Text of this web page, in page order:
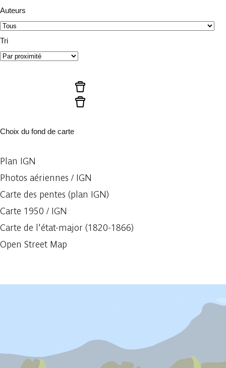
Auteurs
Tri
Choix du fond de carte
Plan IGN
Photos aériennes / IGN
Carte des pentes (plan IGN)
Carte 1950 / IGN
Carte de l'état-major (1820-1866)
Open Street Map